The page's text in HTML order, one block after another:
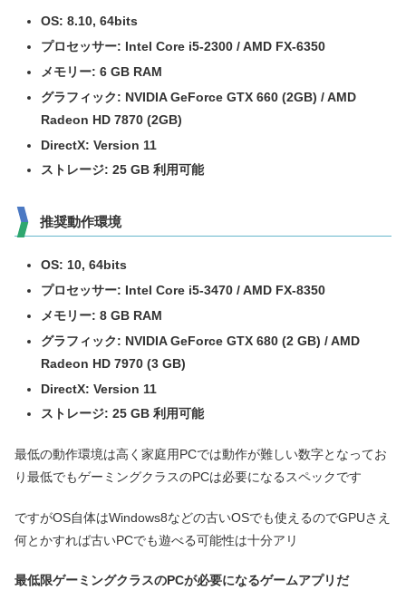
OS: 8.10, 64bits
プロセッサー: Intel Core i5-2300 / AMD FX-6350
メモリー: 6 GB RAM
グラフィック: NVIDIA GeForce GTX 660 (2GB) / AMD
Radeon HD 7870 (2GB)
DirectX: Version 11
ストレージ: 25 GB 利用可能
推奨動作環境
OS: 10, 64bits
プロセッサー: Intel Core i5-3470 / AMD FX-8350
メモリー: 8 GB RAM
グラフィック: NVIDIA GeForce GTX 680 (2 GB) / AMD
Radeon HD 7970 (3 GB)
DirectX: Version 11
ストレージ: 25 GB 利用可能
最低の動作環境は高く家庭用PCでは動作が難しい数字となってお
り最低でもゲーミングクラスのPCは必要になるスペックです
ですがOS自体はWindows8などの古いOSでも使えるのでGPUさえ
何とかすれば古いPCでも遊べる可能性は十分アリ
最低限ゲーミングクラスのPCが必要になるゲームアプリだ